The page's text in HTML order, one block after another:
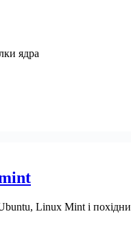
ядра
Linux Mint і